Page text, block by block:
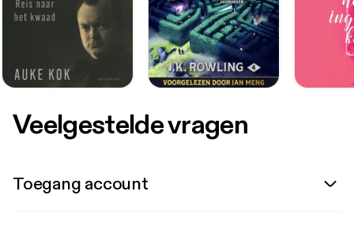
Veelgestelde vragen
Toegang account